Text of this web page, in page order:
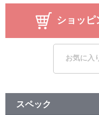
ショッピ
お気に入
スペック